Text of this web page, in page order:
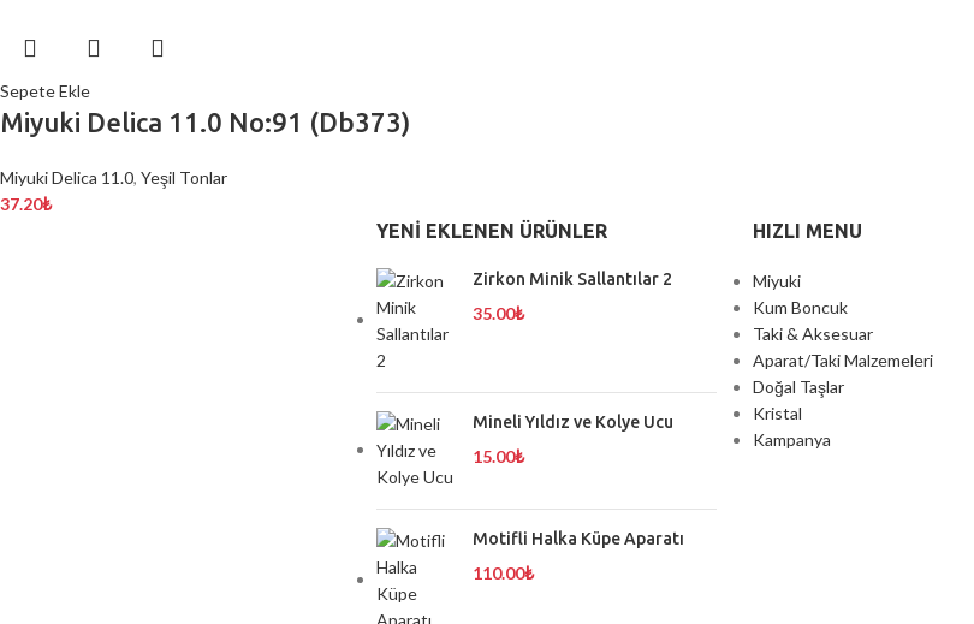
Sepete Ekle
Miyuki Delica 11.0 No:91 (Db373)
Miyuki Delica 11.0, Yeşil Tonlar
37.20₺
YENI EKLENEN ÜRÜNLER
Zirkon Minik Sallantılar 2
35.00₺
Mineli Yıldız ve Kolye Ucu
15.00₺
Motifli Halka Küpe Aparatı
110.00₺
HIZLI MENU
Miyuki
Kum Boncuk
Taki & Aksesuar
Aparat/Taki Malzemeleri
Doğal Taşlar
Kristal
Kampanya